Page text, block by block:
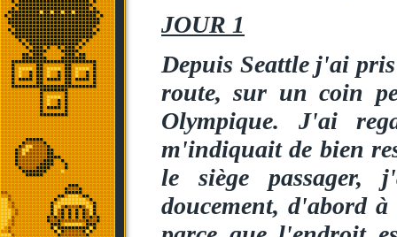
JOUR 1
Depuis Seattle j'ai
route, sur un coin
Olympique. J'ai
m'indiquait de bien
le siège passager,
doucement, d'abord à